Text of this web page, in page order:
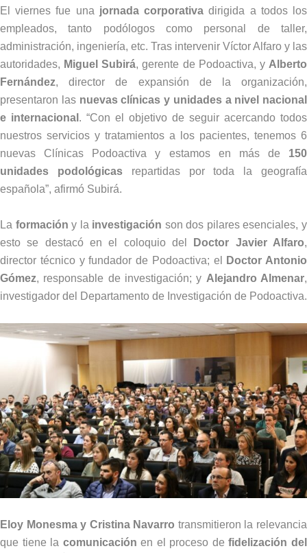
El viernes fue una jornada corporativa dirigida a todos los
empleados, tanto podólogos como personal de taller,
administración, ingeniería, etc. Tras intervenir Víctor Alfaro y las
autoridades, Miguel Subirá, gerente de Podoactiva, y Alberto
Fernández, director de expansión de la organización,
presentaron las nuevas clínicas y unidades a nivel nacional
e internacional . “Con el objetivo de seguir acercando todos
nuestros servicios y tratamientos a los pacientes, tenemos 6
nuevas Clínicas Podoactiva y estamos en más de 150
unidades podológicasrepartidas por toda la geografía
española”, afirmó Subirá.
La formación y la investigación son dos pilares esenciales, y
esto se destacó en el coloquio del
Doctor Javier Alfaro,
director técnico y fundador de Podoactiva; el
Doctor Antonio
Gómez, responsable de investigación; y Alejandro Almenar,
investigador del Departamento de Investigación de Podoactiva.
Eloy Monesma y Cristina Navarro transmitieron la relevancia
que tiene la comunicación en el proceso defidelización del